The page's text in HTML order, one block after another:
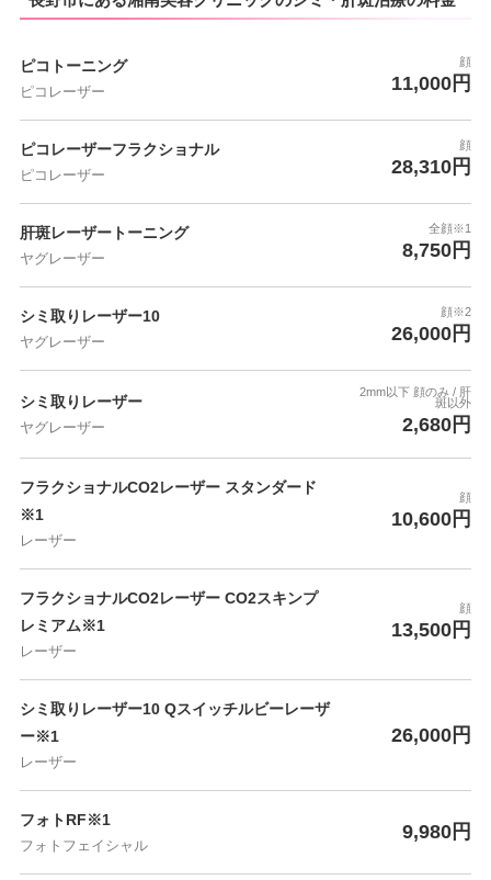
ピコトーニング
ピコレーザー
顔
11,000円
ピコレーザーフラクショナル
ピコレーザー
顔
28,310円
肝斑レーザートーニング
ヤグレーザー
全顔※1
8,750円
シミ取りレーザー10
ヤグレーザー
顔※2
26,000円
シミ取りレーザー
ヤグレーザー
2mm以下 顔のみ / 肝
斑以外
2,680円
フラクショナルCO2レーザー スタンダード
※1
レーザー
顔
10,600円
フラクショナルCO2レーザー CO2スキンプ
レミアム※1
レーザー
顔
13,500円
シミ取りレーザー10 Qスイッチルビーレーザ
ー※1
レーザー
26,000円
フォトRF※1
フォトフェイシャル
9,980円